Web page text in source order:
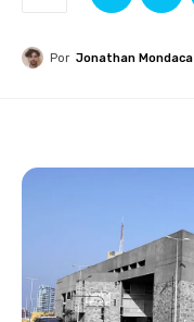
Por Jonathan Mondaca